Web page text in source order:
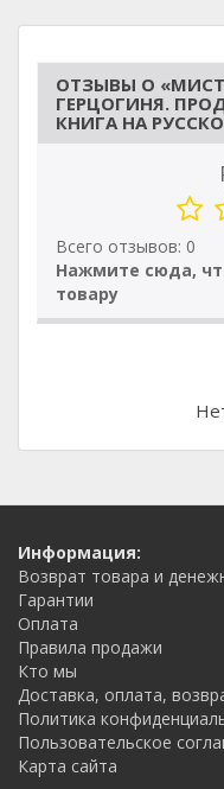
ОТЗЫВЫ О
ГЕРЦОГИНЯ.
КНИГА НА
Всего отзывов: 0
Нажмите сюда,
товару
Информация:
Возврат товара и
Гарантии
Оплата
Правила продажи
Кто мы
Доставка, оплата,
Политика
Пользовательское
Карта сайта